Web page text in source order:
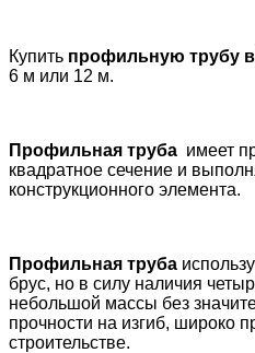
Купить профильную трубу
6 м или 12 м.
Профильная труба имеет
квадратное сечение и
конструкционного элемента.
Профильная труба
брус, но в силу наличия
небольшой массы без
прочности на изгиб, широко
строительстве.